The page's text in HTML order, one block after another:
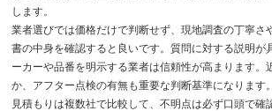
します。
業者選びでは価格だけで判断せず、現地調査の丁寧さ
書の中身を確認すると良いです。質問に対する説明が
ーカーや品番を明示する業者は信頼性が高まります。
か、アフター点検の有無も重要な判断基準になります。
見積もりは複数社で比較して、不明点は必ず口頭で確